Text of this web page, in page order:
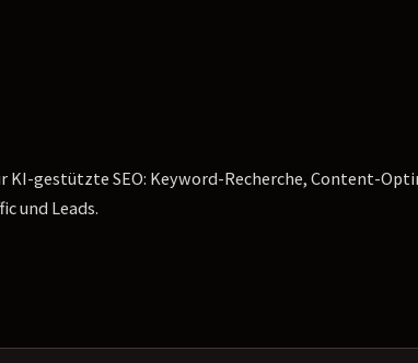
KI-gestützte SEO: Keyword-Recherche, Content-
und Leads.